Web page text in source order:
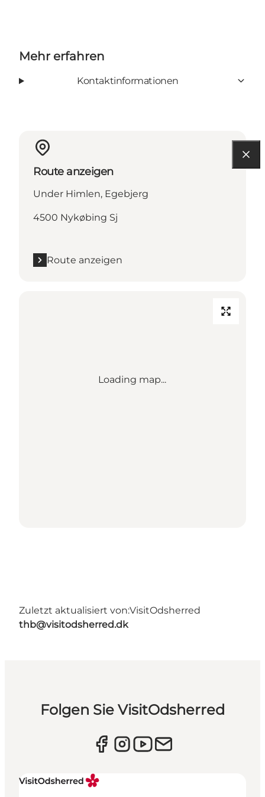
Mehr erfahren
Kontaktinformationen
Route anzeigen
Under Himlen, Egebjerg
4500 Nykøbing Sj
Route anzeigen
Loading map...
Zuletzt aktualisiert von:VisitOdsherred
thb@visitodsherred.dk
Folgen Sie VisitOdsherred